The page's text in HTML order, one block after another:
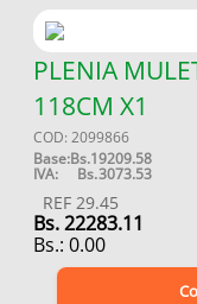
PLENIA
118CM X1
COD: 2099866
Base:Bs.19209.58
IVA: Bs.3073.53
REF 29.45
Bs.22283.11
Bs.: 0.00
3 .
4
vitamina c
6.
linezolid
.
champu
8.
miovit